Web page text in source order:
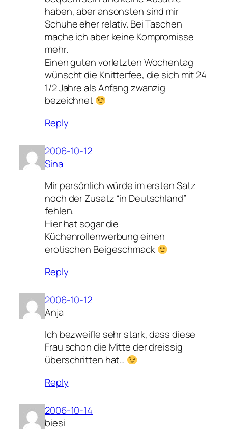
haben, aber ansonsten sind mir
Schuhe eher relativ. Bei Taschen
mache ich aber keine Kompromisse
mehr.
Einen guten vorletzten Wochentag
wünscht die Knitterfee, die sich mit 24
1/2 Jahre als Anfang zwanzig
bezeichnet
Reply
2006-10-12
Sina
Mir persönlich würde im ersten Satz
noch der Zusatz “in Deutschland”
fehlen.
Hier hat sogar die
Küchenrollenwerbung einen
erotischen Beigeschmack
Reply
2006-10-12
Anja
Ich bezweifle sehr stark, dass diese
Frau schon die Mitte der dreissig
überschritten hat…
Reply
2006-10-14
biesi